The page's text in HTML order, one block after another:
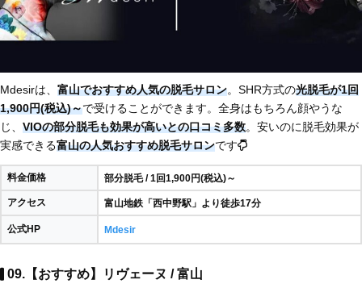
Mdesirは、 富山でおすすめ人気の脱毛サロン。SHR方式の光脱毛が1回
1,900円(税込)～で受けることができます。全身はもちろん顔やうな
じ、 VIOの部分脱毛も効果が高いとの口コミ多数。安いのに脱毛効果が
実感できる富山の人気おすすめ脱毛サロンです
料金価格 部分脱毛 / 1回1,900円(税込)～
アクセス 富山地鉄「西中野駅」より徒歩17分
公式HP Mdesir
09.【おすすめ】リヴェーヌ / 富山